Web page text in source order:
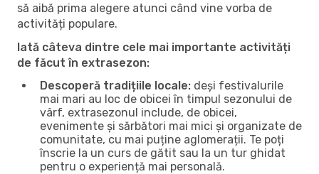
să aibă prima alegere atunci când vine vorba de
activități populare.
Iată câteva dintre cele mai importante activități
de făcut în extrasezon:
Descoperă tradițiile locale: deși festivalurile
mai mari au loc de obicei în timpul sezonului de
vârf, extrasezonul include, de obicei,
evenimente și sărbători mai mici și organizate de
comunitate, cu mai puține aglomerații. Te poți
înscrie la un curs de gătit sau la un tur ghidat
pentru o experiență mai personală.